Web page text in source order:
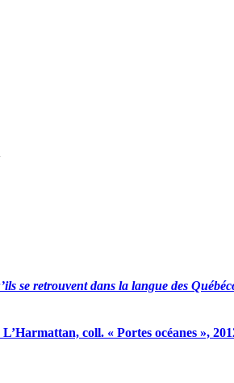
se retrouvent dans la langue des
coll. « Portes océanes »,